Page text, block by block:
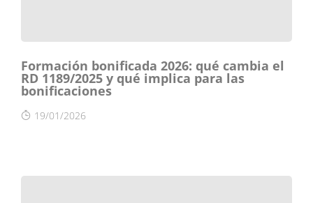
Formación bonificada 2026: qué cambia el
RD 1189/2025 y qué implica para las
bonificaciones
19/01/2026